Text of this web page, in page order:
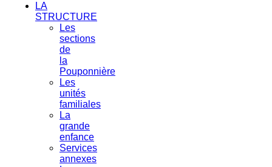
LA
STRUCTURE
Les
sections
de
la
Pouponnière
Les
unités
familiales
La
grande
enfance
Services
annexes